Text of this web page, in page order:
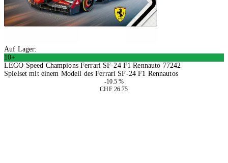
Auf Lager:
10+
LEGO Speed Champions Ferrari SF-24 F1 Rennauto 77242
Spielset mit einem Modell des Ferrari SF-24 F1 Rennautos
-10.5 %
CHF 26.75